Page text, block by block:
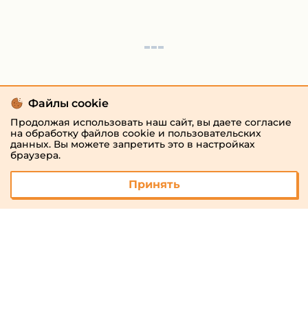
Файлы cookie
Продолжая использовать наш сайт, вы даете согласие
на обработку файлов cookie и пользовательских
данных. Вы можете запретить это в настройках
браузера.
Принять